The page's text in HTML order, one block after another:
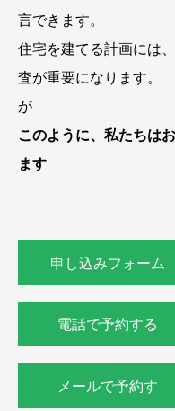
言できます。
住宅を建てる計画には
査が重要になります。
が
このように、私たちは
ます
申し込みフォーム
電話で予約する
メールで予約す